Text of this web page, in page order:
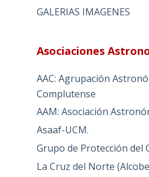
GALERIAS IMAGENES
Asociaciones
AAC: Agrupación
Complutense
AAM: Asociación
Asaaf-UCM.
Grupo de Protección del
La Cruz del Norte